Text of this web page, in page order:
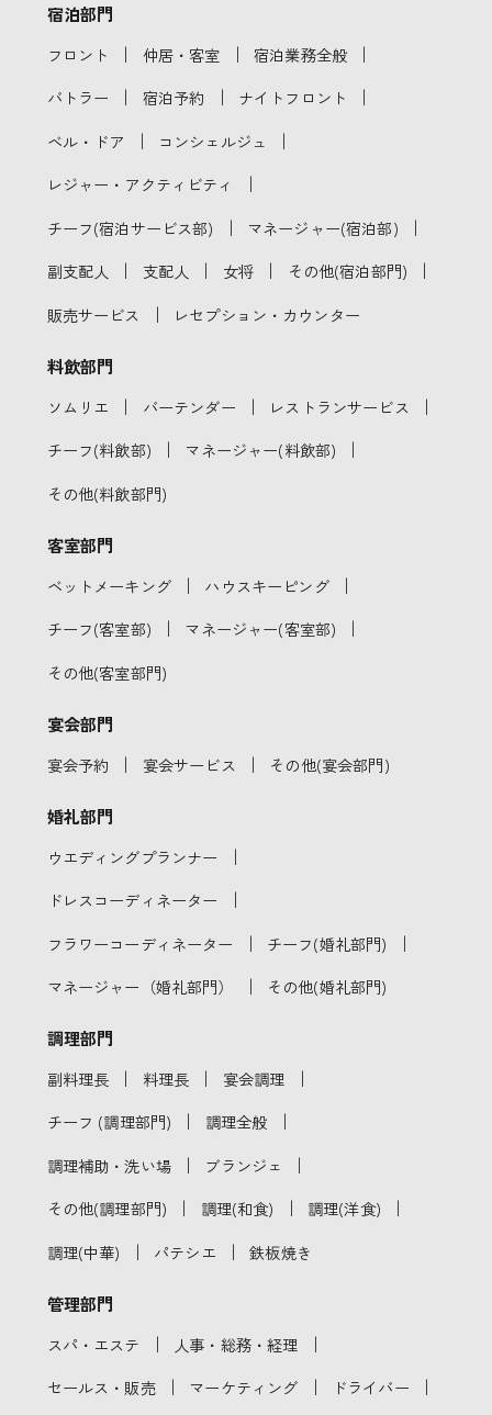
宿泊部門
フロント ｜ 仲居・客室 ｜ 宿泊業務全般 ｜
バトラー ｜ 宿泊予約 ｜ ナイトフロント ｜
ベル・ドア ｜ コンシェルジュ ｜
レジャー・アクティビティ ｜
チーフ(宿泊サービス部) ｜ マネージャー(宿泊部) ｜
副支配人 ｜ 支配人 ｜ 女将 ｜ その他(宿泊部門) ｜
販売サービス ｜ レセプション・カウンター
料飲部門
ソムリエ ｜ バーテンダー ｜ レストランサービス ｜
チーフ(料飲部) ｜ マネージャー(料飲部) ｜
その他(料飲部門)
客室部門
ベットメーキング ｜ ハウスキーピング ｜
チーフ(客室部) ｜ マネージャー(客室部) ｜
その他(客室部門)
宴会部門
宴会予約 ｜ 宴会サービス ｜ その他(宴会部門)
婚礼部門
ウエディングプランナー ｜
ドレスコーディネーター ｜
フラワーコーディネーター ｜ チーフ(婚礼部門) ｜
マネージャー（婚礼部門） ｜ その他(婚礼部門)
調理部門
副料理長 ｜ 料理長 ｜ 宴会調理 ｜
チーフ (調理部門) ｜ 調理全般 ｜
調理補助・洗い場 ｜ ブランジェ ｜
その他(調理部門) ｜ 調理(和食) ｜ 調理(洋食) ｜
調理(中華) ｜ パテシエ ｜ 鉄板焼き
管理部門
スパ・エステ ｜ 人事・総務・経理 ｜
セールス・販売 ｜ マーケティング ｜ ドライバー ｜